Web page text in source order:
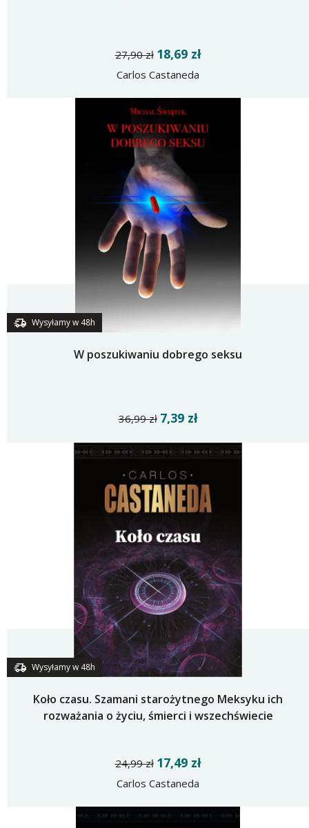
27,90 zł 18,69 zł
Carlos Castaneda
Wysyłamy w 48h
W poszukiwaniu dobrego seksu
36,99 zł 7,39 zł
Wysyłamy w 48h
Koło czasu. Szamani starożytnego Meksyku ich
rozważania o życiu, śmierci i wszechświecie
24,99 zł 17,49 zł
Carlos Castaneda